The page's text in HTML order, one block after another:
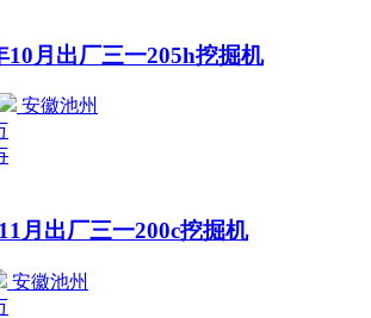
10月出厂三一205h挖掘机
安徽池州
月出厂三一200c挖掘机
安徽池州